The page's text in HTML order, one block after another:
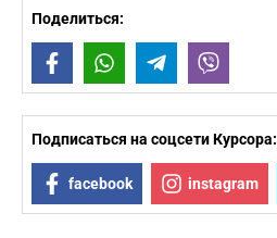
Поделиться:
FacebookWhatsAppTelegram
Подписаться на соцсети Курсора:
facebook instagram